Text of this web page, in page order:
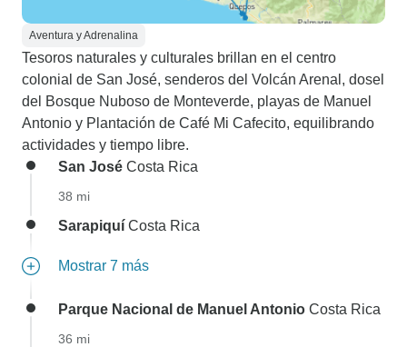
Aventura y Adrenalina
Tesoros naturales y culturales brillan en el centro
colonial de San José, senderos del Volcán Arenal, dosel
del Bosque Nuboso de Monteverde, playas de Manuel
Antonio y Plantación de Café Mi Cafecito, equilibrando
actividades y tiempo libre.
San José Costa Rica
38 mi
Sarapiquí Costa Rica
Mostrar 7 más
Parque Nacional de Manuel Antonio Costa Rica
36 mi